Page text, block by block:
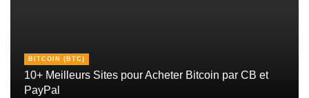
BITCOIN (BTC)
10+ Meilleurs Sites pour Acheter Bitcoin par CB et
PayPal